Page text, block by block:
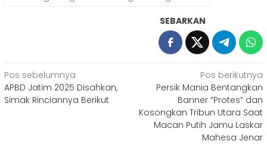
SEBARKAN
Navigasi
pos
Pos sebelumnya
APBD Jatim 2025 Disahkan,
Simak Rinciannya Berikut
Pos berikutnya
Persik Mania Bentangkan
Banner “Protes” dan
Kosongkan Tribun Utara Saat
Macan Putih Jamu Laskar
Mahesa Jenar